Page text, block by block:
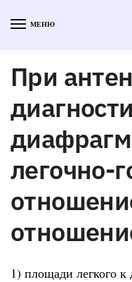
МЕНЮ
При
легочно-
1) площади легкого